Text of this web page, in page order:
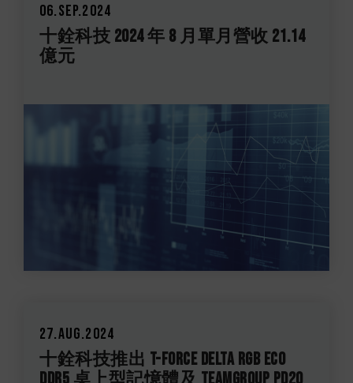
06.Sep.2024
十銓科技 2024 年 8 月單月營收 21.14
億元
27.Aug.2024
十銓科技推出 T-FORCE DELTA RGB ECO